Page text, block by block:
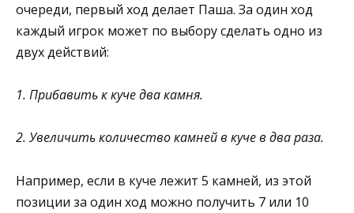
очереди, первый ход делает Паша. За один ход
каждый игрок может по выбору сделать одно из
двух действий:
1. Прибавить к куче два камня.
2. Увеличить количество камней в куче в два раза.
Например, если в куче лежит 5 камней, из этой
позиции за один ход можно получить 7 или 10